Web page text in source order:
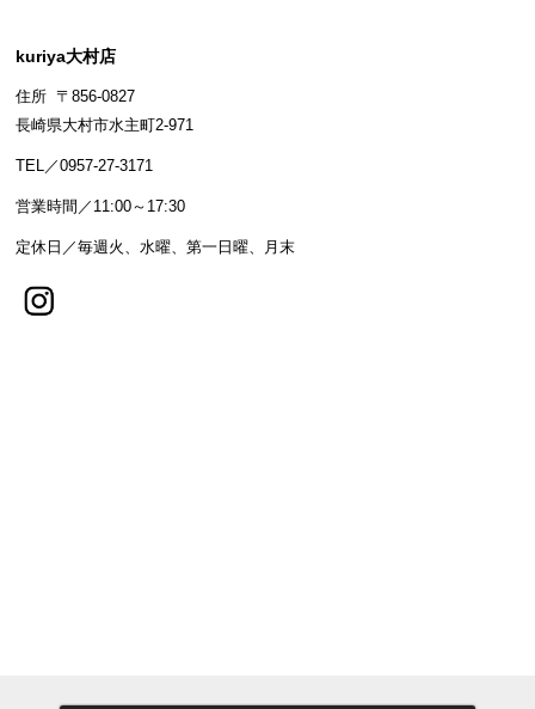
kuriya大村店
住所 〒856-0827
長崎県大村市水主町2-971
TEL／0957-27-3171
営業時間／11:00～17:30
定休日／毎週火、水曜、第一日曜、月末